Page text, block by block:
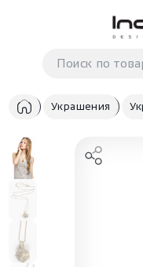
Корзина
В корзине
Украшения